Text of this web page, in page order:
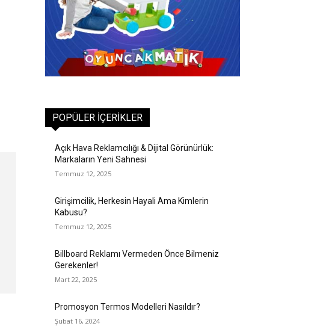
POPÜLER İÇERIKLER
Açık Hava Reklamcılığı & Dijital Görünürlük:
Markaların Yeni Sahnesi
Temmuz 12, 2025
Girişimcilik, Herkesin Hayali Ama Kimlerin
Kabusu?
Temmuz 12, 2025
Billboard Reklamı Vermeden Önce Bilmeniz
Gerekenler!
Mart 22, 2025
Promosyon Termos Modelleri Nasıldır?
Şubat 16, 2024